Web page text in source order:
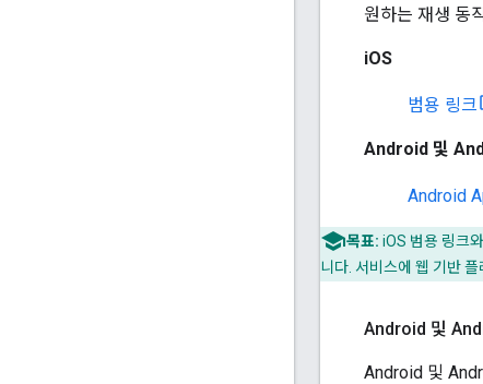
원하는 재생 동
iOS
범용 링크
Android 및
Android
목표: iOS 범용 링크
니다. 서비스에 웹 기반
Android 및
Android 및